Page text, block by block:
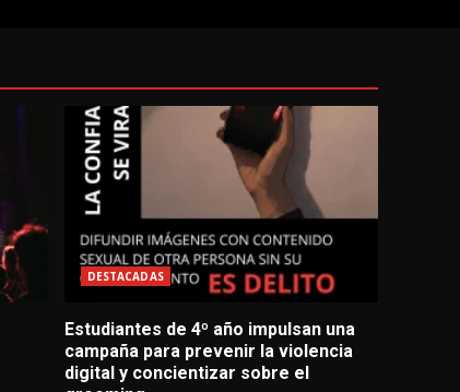
DESTACADAS
Estudiantes de 4º año impulsan una
campaña para prevenir la violencia
digital y concientizar sobre el